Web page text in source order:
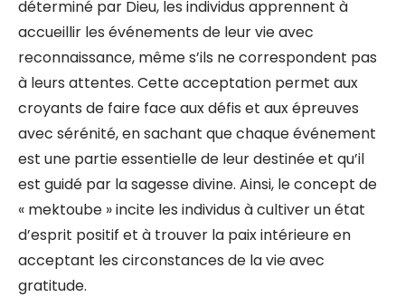
déterminé par Dieu, les individus apprennent à
accueillir les événements de leur vie avec
reconnaissance, même s’ils ne correspondent pas
à leurs attentes. Cette acceptation permet aux
croyants de faire face aux défis et aux épreuves
avec sérénité, en sachant que chaque événement
est une partie essentielle de leur destinée et qu’il
est guidé par la sagesse divine. Ainsi, le concept de
« mektoube » incite les individus à cultiver un état
d’esprit positif et à trouver la paix intérieure en
acceptant les circonstances de la vie avec
gratitude.